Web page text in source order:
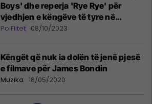
Boys' dhe reperja 'Rye Rye' për
vjedhjen e këngëve të tyre në
albumin e tij të ri, pa kërkuar leje
Po Flitet 08/10/2023
Këngët që nuk ia dolën të jenë pjesë
e filmave për James Bondin
Muzika 18/05/2020